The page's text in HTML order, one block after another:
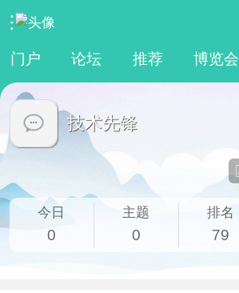
门户 论坛 推荐 博览会
技术先锋
今日
0
主题
0
排名
79